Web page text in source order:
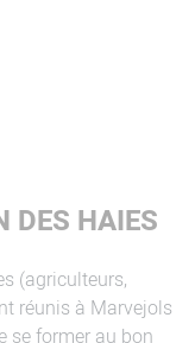
DES HAIES
(agriculteurs,
réunis à Marvejols
se former au bon